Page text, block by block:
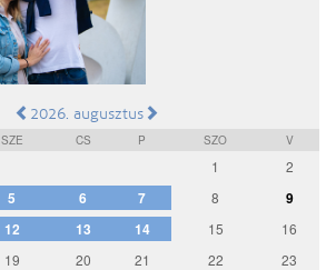
2026. augusztus
SZE CS P SZO V
1 2
5 6 7 8
9
12 13 14 15
16
19 20 21 22
23